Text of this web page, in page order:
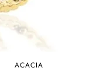
ACACIA